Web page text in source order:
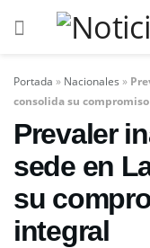
Portada » Nacionales »
consolida su
Prevaler
sede en
su
integral